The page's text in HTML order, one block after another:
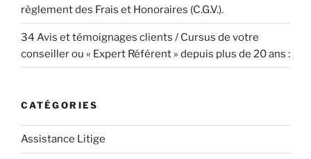
règlement des Frais et Honoraires (C.G.V.).
34 Avis et témoignages clients / Cursus de votre
conseiller ou « Expert Référent » depuis plus de 20 ans :
CATÉGORIES
Assistance Litige